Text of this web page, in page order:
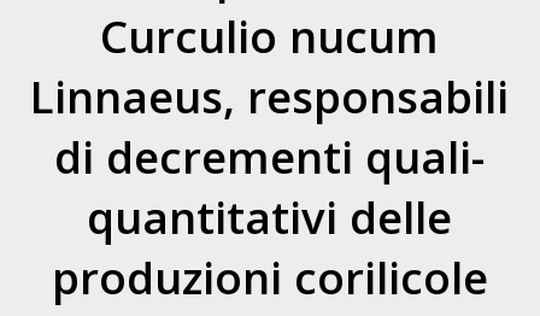
Curculio nucum
Linnaeus, responsabili
di decrementi quali-
quantitativi delle
produzioni corilicole